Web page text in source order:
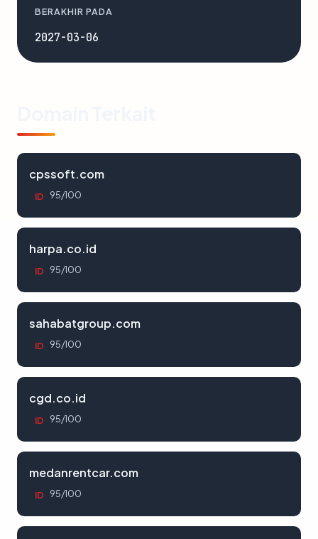
BERAKHIR PADA
2027-03-06
cpssoft.com
ID 95/100
harpa.co.id
ID 95/100
sahabatgroup.com
ID 95/100
cgd.co.id
ID 95/100
medanrentcar.com
ID 95/100